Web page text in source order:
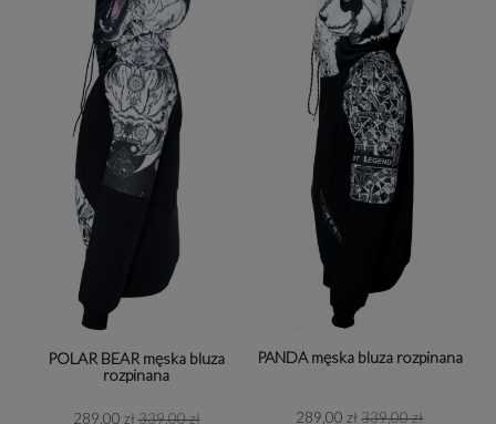
POLAR BEAR męska bluza
rozpinana
289,00 zł 339,00 zł
PANDA męska bluza rozpinana
289,00 zł 339,00 zł